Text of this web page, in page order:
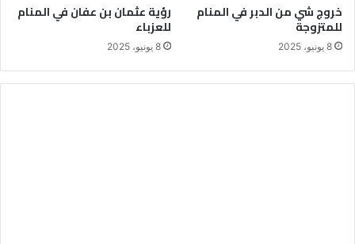
خروج شي من الدبر في المنام
للمتزوجة
8 يونيو، 2025
رؤية عثمان بن عفان في المنام
للعزباء
8 يونيو، 2025